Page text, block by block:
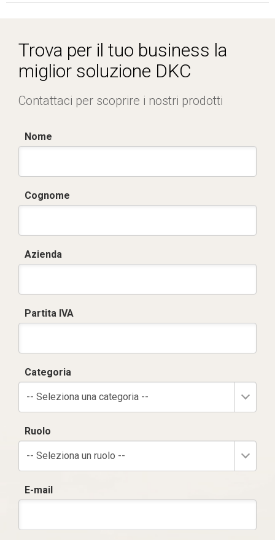
Trova per il tuo business la
miglior soluzione DKC
Contattaci per scoprire i nostri prodotti
Nome
Cognome
Azienda
Partita IVA
Categoria
-- Seleziona una categoria --
Ruolo
-- Seleziona un ruolo --
E-mail